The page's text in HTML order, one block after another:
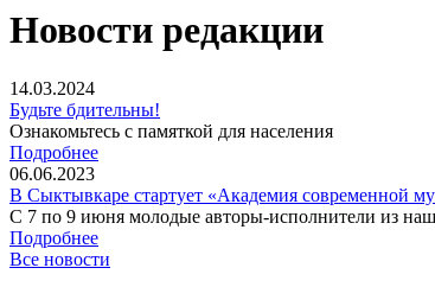
Новости редакции
14.03.2024
Будьте бдительны!
Ознакомьтесь с памяткой для населения
Подробнее
06.06.2023
В Сыктывкаре стартует «Академия современной
С 7 по 9 июня молодые авторы-исполнители из
Подробнее
Все новости